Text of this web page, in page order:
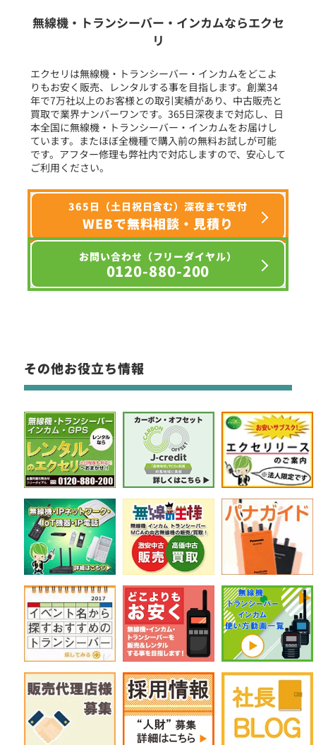
フリーワード入力(製品名等)
選択条件をリセット
無線機・トランシーバー・インカムならエクセ
リ
エクセリは無線機・トランシーバー・インカムをどこよ
りもお安く販売、レンタルする事を目指します。創業34
年で7万社以上のお客様との取引実績があり、中古販売と
買取で業界ナンバーワンです。365日深夜まで対応し、日
本全国に無線機・トランシーバー・インカムをお届けし
ています。またほぼ全機種で購入前の無料お試しが可能
です。アフター修理も弊社内で対応しますので、安心して
ご利用ください。
365日（土日祝日含む）深夜まで受付
WEBで無料相談・見積り
お問い合わせ（フリーダイヤル）
0120-880-200
その他お役立ち情報